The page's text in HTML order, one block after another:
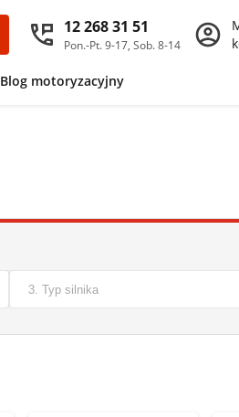
12 268 31 51
Pon.-Pt. 9-17, Sob. 8-14
Blog motoryzacyjny